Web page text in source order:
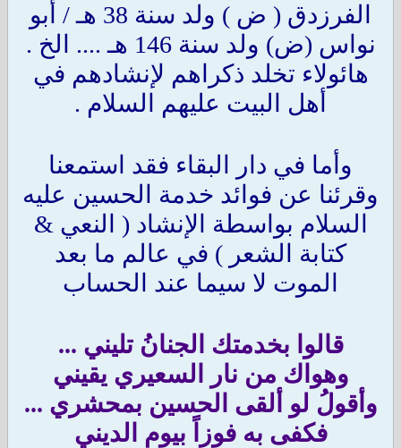
الفرزدق ( ض )
ولد سنة 38 هـ / أبو
نواس (ض) ولد سنة 146 هـ .... الخ .
هائولاء تخلد ذكراهم لإنشادهم في
أهل البيت عليهم السلام .
وأما في دار البقاء فقد استمعنا
وقرئنا عن فوائد خدمة الحسين عليه
السلام بواسطة الإنشاد ( النعي &
كتابة الشعر ) في عالم ما بعد
الموت لا سيما عند الحساب
قالوا بخدمتك الجنانُ تليني ...
وهواك من نار السعيري يقيني
وأقولُ لو ألقى الحسين بمحشري ...
فكفى به فوزاً بيوم الديني